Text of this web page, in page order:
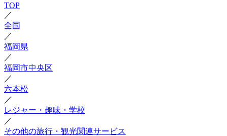
TOP
／
全国
／
福岡県
／
福岡市中央区
／
六本松
／
レジャー・趣味・学校
／
その他の旅行・観光関連サービス